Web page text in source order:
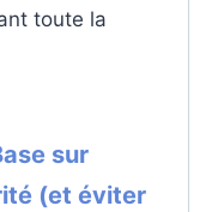
toute la
sur
(et éviter